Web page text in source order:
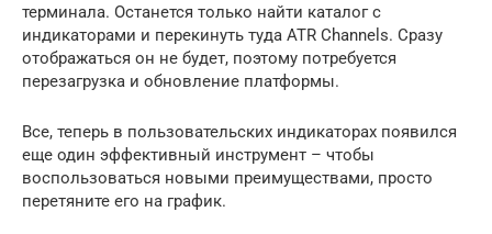
терминала. Останется только найти каталог с
индикаторами и перекинуть туда ATR Channels. Сразу
отображаться он не будет, поэтому потребуется
перезагрузка и обновление платформы.
Все, теперь в пользовательских индикаторах появился
еще один эффективный инструмент – чтобы
воспользоваться новыми преимуществами, просто
перетяните его на график.